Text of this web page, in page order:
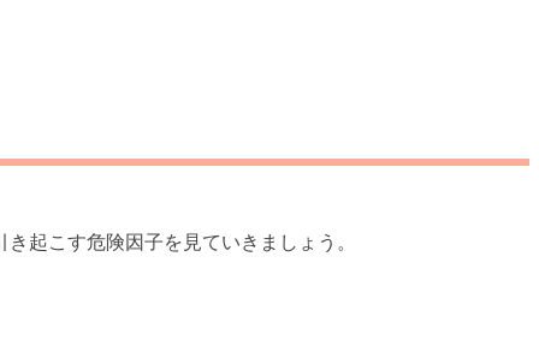
起こす危険因子を見ていきましょう。